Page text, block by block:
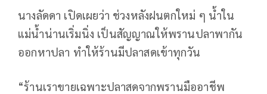
นางลัดดา เปิดเผยว่า ช่วงหลังฝนตกใหม่ ๆ น้ำใน
แม่น้ำน่านเริ่มนิ่ง เป็นสัญญาณให้พรานปลาพากัน
ออกหาปลา ทำให้ร้านมีปลาสดเข้าทุกวัน
“ร้านเราขายเฉพาะปลาสดจากพรานมืออาชีพ